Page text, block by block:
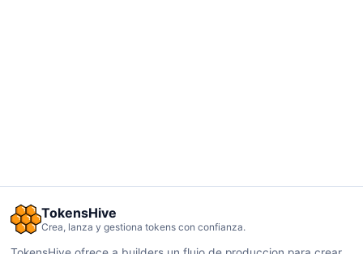
TokensHive
Crea, lanza y gestiona tokens con confianza.